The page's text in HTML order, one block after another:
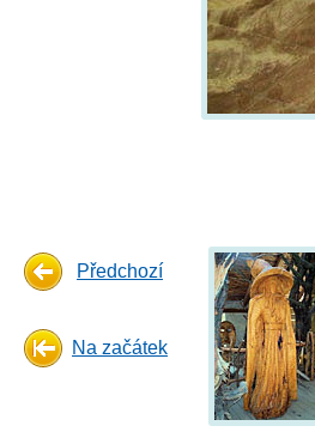
Předchozí
Na začátek